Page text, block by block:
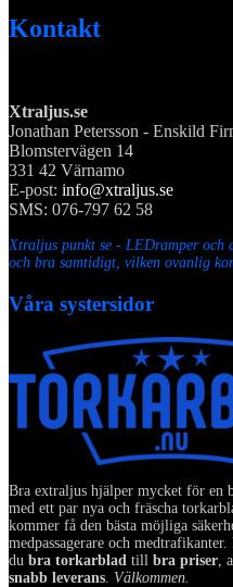
Kontakt
Xtraljus.se
Jonathan Petersson - Enskild
Blomstervägen 14
331 42 Värnamo
E-post: info@xtraljus.se
SMS: 076-797 62 58
Xtraljus punkt se - LEDramper
och bra samtidigt, vilken ovanlig
Våra systersidor
Bra extraljus hjälper mycket för en
med ett par nya och fräscha
kommer få den bästa möjliga
medpassagerare och
du bra torkarblad till bra priser ,
snabb leverans Välkommen.